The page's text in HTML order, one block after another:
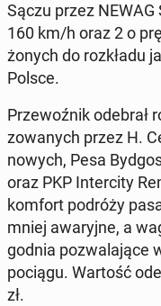
Sączu przez
160 km/h oraz 2 o
żo­nych do roz­kła­du
Polsce.
Prze­woź­nik odebrał
zo­wa­nych przez H.
no­wych, Pesa
oraz PKP In­ter­ci­ty
komfort podróży
mniej awa­ryj­ne, a
god­nia po­zwa­la­ją­ce
pociągu. Wartość
zł.